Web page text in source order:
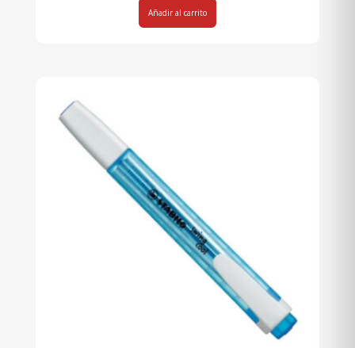
Añadir al carrito